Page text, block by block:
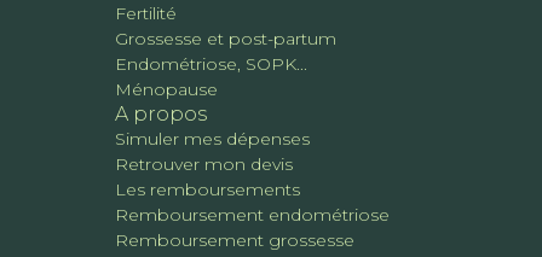
Fertilité
Grossesse et post-partum
Endométriose, SOPK...
Ménopause
A propos
Simuler mes dépenses
Retrouver mon devis
Les remboursements
Remboursement endométriose
Remboursement grossesse